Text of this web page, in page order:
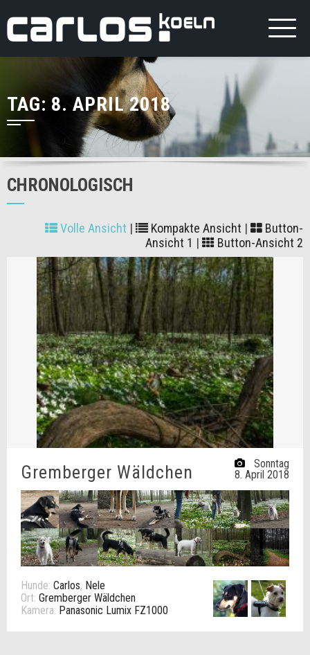
TAG: 8. APRIL 2018
CHRONOLOGISCH
Volle Ansicht | Kompakte Ansicht |
Button-
Ansicht 1 | Button-Ansicht 2
Sonntag
8. April 2018
Gremberger Wäldchen
Hunde: Carlos, Nele
Ort: Gremberger Wäldchen
Kamera: Panasonic Lumix FZ1000